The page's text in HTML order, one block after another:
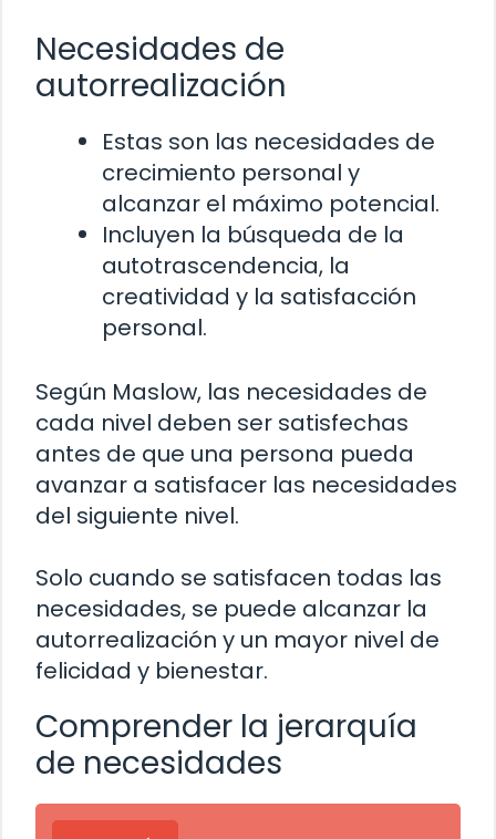
Necesidades de
autorrealización
Estas son las necesidades de
crecimiento personal y
alcanzar el máximo potencial.
Incluyen la búsqueda de la
autotrascendencia, la
creatividad y la satisfacción
personal.
Según Maslow, las necesidades de
cada nivel deben ser satisfechas
antes de que una persona pueda
avanzar a satisfacer las necesidades
del siguiente nivel.
Solo cuando se satisfacen todas las
necesidades, se puede alcanzar la
autorrealización y un mayor nivel de
felicidad y bienestar.
Comprender la jerarquía
de necesidades